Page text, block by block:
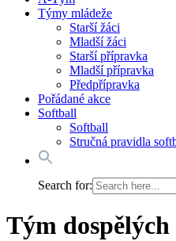
Týmy mládeže
Starší žáci
Mladší žáci
Starší přípravka
Mladší přípravka
Předpřípravka
Pořádané akce
Softball
Softball
Stručná pravidla
Search for:
Tým dospělých